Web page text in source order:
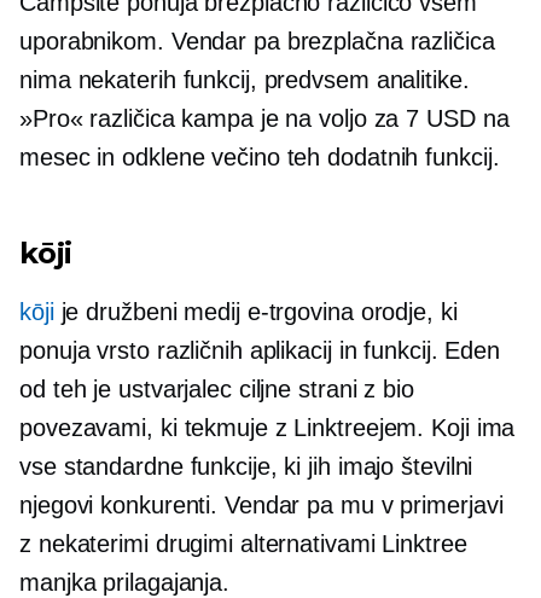
uporabnikom. Vendar pa brezplačna različica
nima nekaterih funkcij, predvsem analitike.
»Pro« različica kampa je na voljo za 7 USD na
mesec in odklene večino teh dodatnih funkcij.
kōji
kōjije družbeni medij e-trgovinaorodje, ki
ponuja vrsto različnih aplikacij in funkcij. Eden
od teh je ustvarjalec ciljne strani z bio
povezavami, ki tekmuje z Linktreejem. Koji ima
vse standardne funkcije, ki jih imajo številni
njegovi konkurenti. Vendar pa mu v primerjavi
z nekaterimi drugimi alternativami Linktree
manjka prilagajanja.